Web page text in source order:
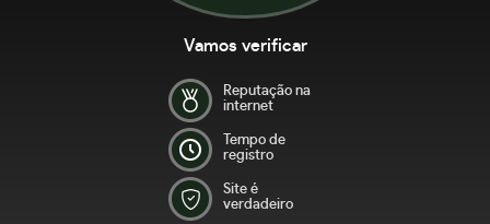
Vamos verificar
Reputação na
internet
Tempo de
registro
Site é
verdadeiro